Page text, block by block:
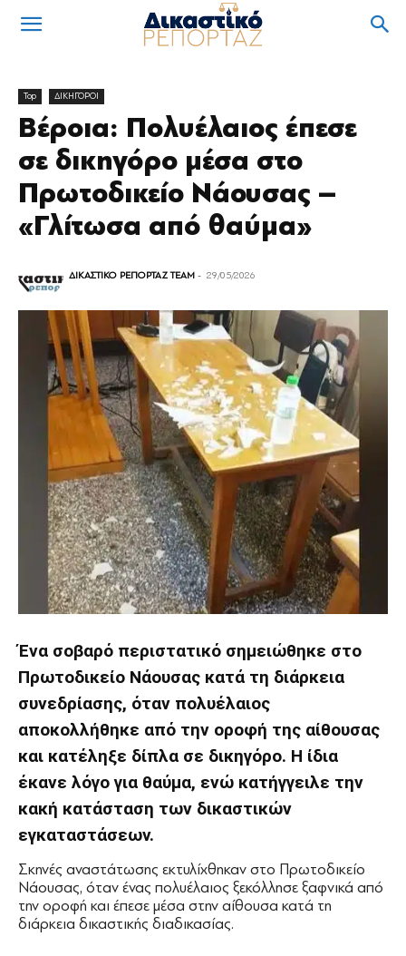
Top ΔΙΚΗΓΟΡΟΙ
Βέροια: Πολυέλαιος έπεσε
σε δικηγόρο μέσα στο
Πρωτοδικείο Νάουσας –
«Γλίτωσα από θαύμα»
ΔΙΚΑΣΤΙΚΟ ΡΕΠΟΡΤΑΖ TEAM - 29/05/2026
Ένα σοβαρό περιστατικό σημειώθηκε στο
Πρωτοδικείο Νάουσας κατά τη διάρκεια
συνεδρίασης, όταν πολυέλαιος
αποκολλήθηκε από την οροφή της αίθουσας
και κατέληξε δίπλα σε δικηγόρο. Η ίδια
έκανε λόγο για θαύμα, ενώ κατήγγειλε την
κακή κατάσταση των δικαστικών
εγκαταστάσεων.
Σκηνές αναστάτωσης εκτυλίχθηκαν στο Πρωτοδικείο
Νάουσας, όταν ένας πολυέλαιος ξεκόλλησε ξαφνικά από
την οροφή και έπεσε μέσα στην αίθουσα κατά τη
διάρκεια δικαστικής διαδικασίας.